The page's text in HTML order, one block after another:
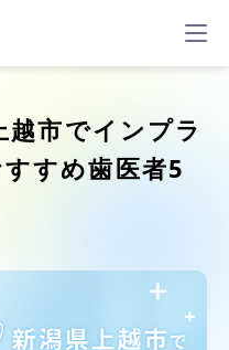
越市でインプラ
すめ歯医者5